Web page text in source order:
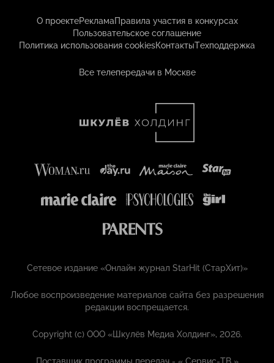
О проектеРекламаПравила участия в конкурсах
Пользовательское соглашение
Политика использования cookiesКонтактыТехподдержка
Все телепередачи в Москве
Сетевое издание «Онлайн журнал StarHit (СтарХит)»
Любое воспроизведение материалов сайта без разрешения
редакции воспрещается.
Copyright (с) ООО «Шкулёв Медиа Холдинг», 2026.